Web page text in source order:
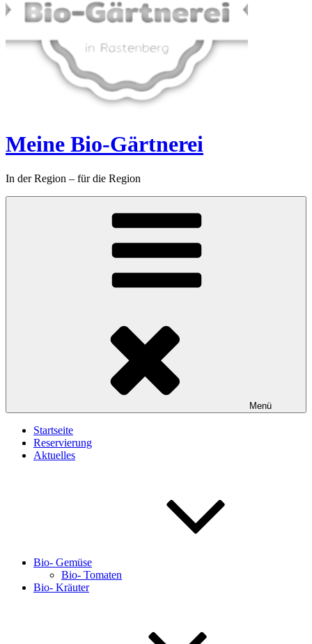
Meine Bio-Gärtnerei
In der Region – für die Region
Menü
Startseite
Reservierung
Aktuelles
Bio- Gemüse
Bio- Tomaten
Bio- Kräuter